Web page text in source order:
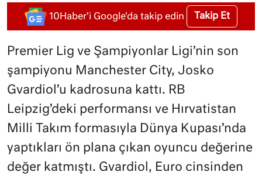
10Haber'i Google'da takip edin Takip Et
Premier Lig ve Şampiyonlar Ligi’nin son
şampiyonu Manchester City, Josko
Gvardiol’u kadrosuna kattı. RB
Leipzig’deki performansı ve Hırvatistan
Milli Takım formasıyla Dünya Kupası’nda
yaptıkları ön plana çıkan oyuncu değerine
değer katmıştı. Gvardiol, Euro cinsinden